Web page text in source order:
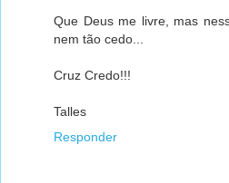
Que Deus me livre, mas
nem tão cedo...
Cruz Credo!!!
Talles
Responder